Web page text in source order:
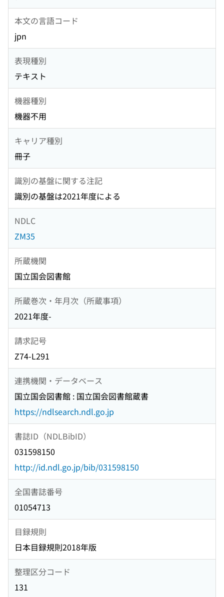
本文の言語コード
jpn
表現種別
テキスト
機器種別
機器不用
キャリア種別
冊子
識別の基盤に関する注記
識別の基盤は2021年度による
NDLC
ZM35
所蔵機関
国立国会図書館
所蔵巻次・年月次（所蔵事項）
2021年度-
請求記号
Z74-L291
連携機関・データベース
国立国会図書館 : 国立国会図書館蔵書
https://ndlsearch.ndl.go.jp
書誌ID（NDLBibID）
031598150
http://id.ndl.go.jp/bib/031598150
全国書誌番号
01054713
目録規則
日本目録規則2018年版
整理区分コード
131